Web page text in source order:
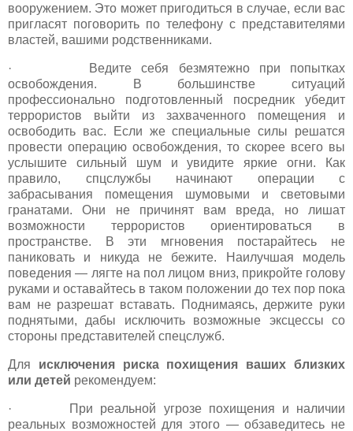
вооружением. Это может пригодиться в случае, если вас
пригласят поговорить по телефону с представителями
властей, вашими родственниками.
· Ведите себя безмятежно при попытках
освобождения. В большинстве ситуаций
профессионально подготовленный посредник убедит
террористов выйти из захваченного помещения и
освободить вас. Если же специальные силы решатся
провести операцию освобождения, то скорее всего вы
услышите сильный шум и увидите яркие огни. Как
правило, спцслужбы начинают операции с
забрасывания помещения шумовыми и световыми
гранатами. Они не причинят вам вреда, но лишат
возможности террористов ориентироваться в
пространстве. В эти мгновения постарайтесь не
паниковать и никуда не бежите. Наилучшая модель
поведения — лягте на пол лицом вниз, прикройте голову
руками и оставайтесь в таком положении до тех пор пока
вам не разрешат вставать. Поднимаясь, держите руки
поднятыми, дабы исключить возможные эксцессы со
стороны представителей спецслужб.
Для исключения риска похищения ваших близких
или детей рекомендуем:
· При реальной угрозе похищения и наличии
реальных возможностей для этого — обзаведитесь не